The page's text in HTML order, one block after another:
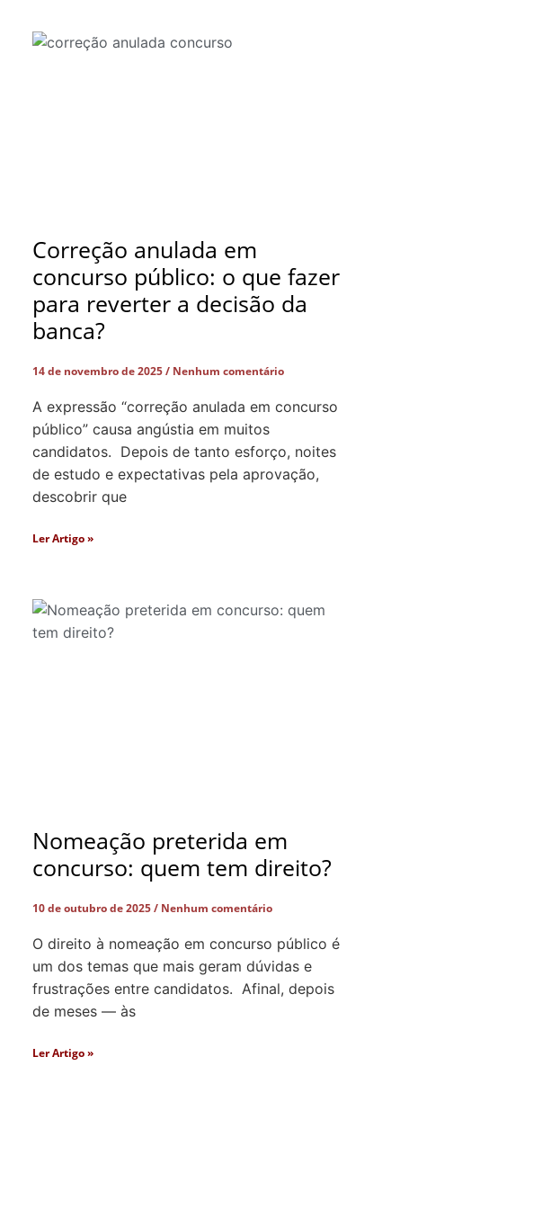
Correção anulada em
concurso público: o que fazer
para reverter a decisão da
banca?
14 de novembro de 2025 Nenhum comentário
A expressão “correção anulada em concurso
público” causa angústia em muitos
candidatos. Depois de tanto esforço, noites
de estudo e expectativas pela aprovação,
descobrir que
Ler Artigo »
Nomeação preterida em
concurso: quem tem direito?
10 de outubro de 2025 Nenhum comentário
O direito à nomeação em concurso público é
um dos temas que mais geram dúvidas e
frustrações entre candidatos. Afinal, depois
de meses — às
Ler Artigo »